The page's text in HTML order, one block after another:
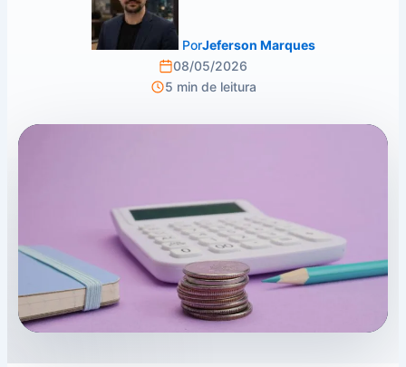
PorJeferson Marques
08/05/2026
5 min de leitura